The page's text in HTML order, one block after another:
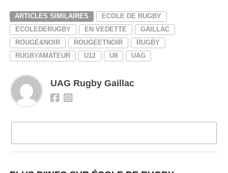
ARTICLES SIMILAIRES
ECOLE DE RUGBY
ECOLEDERUGBY
EN VEDETTE
GAILLAC
ROUGE&NOIR
ROUGEETNOIR
RUGBY
RUGBYAMATEUR
U12 U8 UAG
UAG Rugby Gaillac